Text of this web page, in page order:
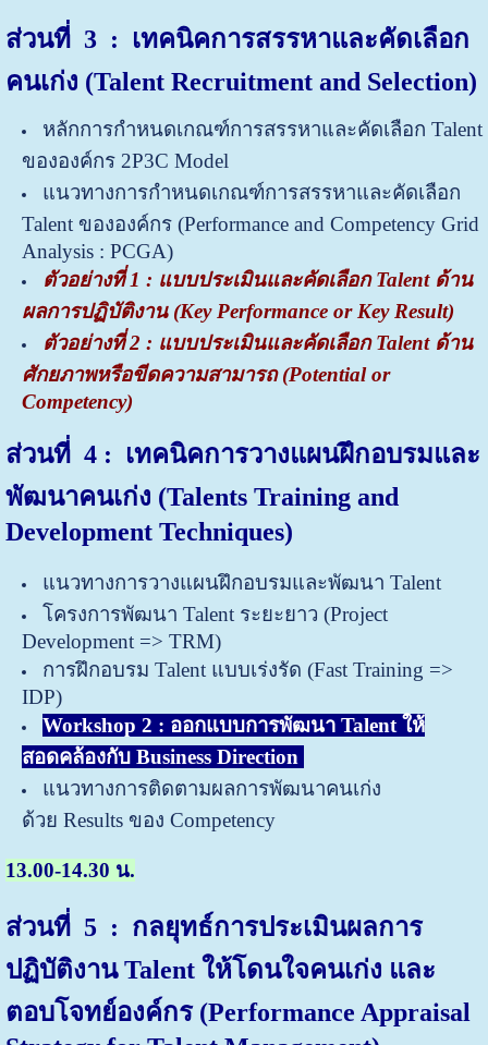
ส่วนที่ 3: เทคนิคการสรรหาและคัดเลือก
คนเก่ง (Talent Recruitment and Selection)
หลักการกำหนดเกณฑ์การสรรหาและคัดเลือก Talent
ขององค์กร 2P3C Model
แนวทางการกำหนดเกณฑ์การสรรหาและคัดเลือก
Talent ขององค์กร (Performance and Competency Grid
Analysis : PCGA)
ตัวอย่างที่ 1 : แบบประเมินและคัดเลือก Talent ด้าน
ผลการปฏิบัติงาน (Key Performance or Key Result)
ตัวอย่างที่ 2 : แบบประเมินและคัดเลือก Talent ด้าน
ศักยภาพหรือขีดความสามารถ (Potential or
Competency)
ส่วนที่ 4 : เทคนิคการวางแผนฝึกอบรมและ
พัฒนาคนเก่ง (Talents Training and
Development Techniques)
แนวทางการวางแผนฝึกอบรมและพัฒนา Talent
โครงการพัฒนา Talent ระยะยาว (Project
Development => TRM)
การฝึกอบรม Talent แบบเร่งรัด (Fast Training =>
IDP)
Workshop 2 : ออกแบบการพัฒนา Talent ให้
สอดคล้องกับ Business Direction
แนวทางการติดตามผลการพัฒนาคนเก่ง
ด้วย Results ของ Competency
13.00-14.30 น.
ส่วนที่ 5 : กลยุทธ์การประเมินผลการ
ปฏิบัติงาน Talent ให้โดนใจคนเก่ง และ
ตอบโจทย์องค์กร (Performance Appraisal